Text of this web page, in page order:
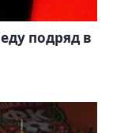
подряд в